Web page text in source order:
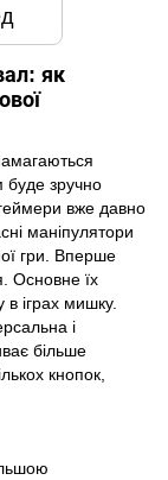
як
буде зручно
вже давно
маніпулятори
гри. Вперше
Основне їх
іграх мишку.
і
більше
кнопок,